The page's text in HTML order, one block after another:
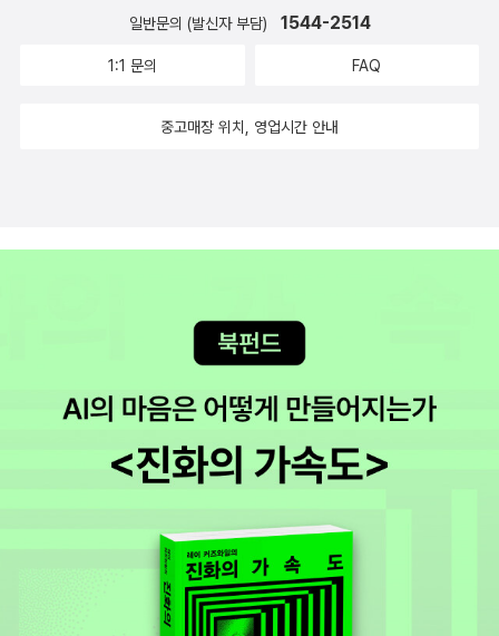
일반문의 (발신자 부담) 1544-2514
1:1 문의 FAQ
중고매장 위치, 영업시간 안내